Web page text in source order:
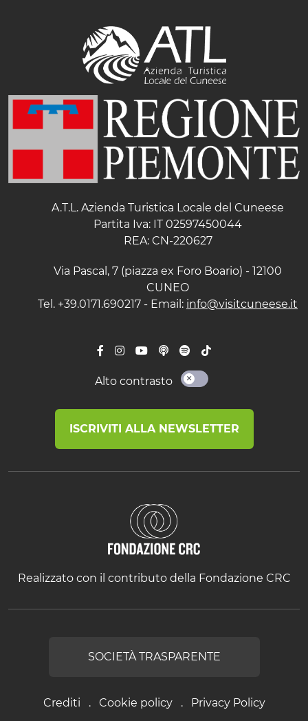
A.T.L. Azienda Turistica Locale del Cuneese
Partita Iva: IT 02597450044
REA: CN-220627
Via Pascal, 7 (piazza ex Foro Boario) - 12100
CUNEO
Tel. +39.0171.690217 - Email: info@visitcuneese.it
Alto contrasto
ISCRIVITI ALLA NEWSLETTER
Realizzato con il contributo della Fondazione CRC
Crediti Cookie policy Privacy Policy
SOCIETÀ TRASPARENTE